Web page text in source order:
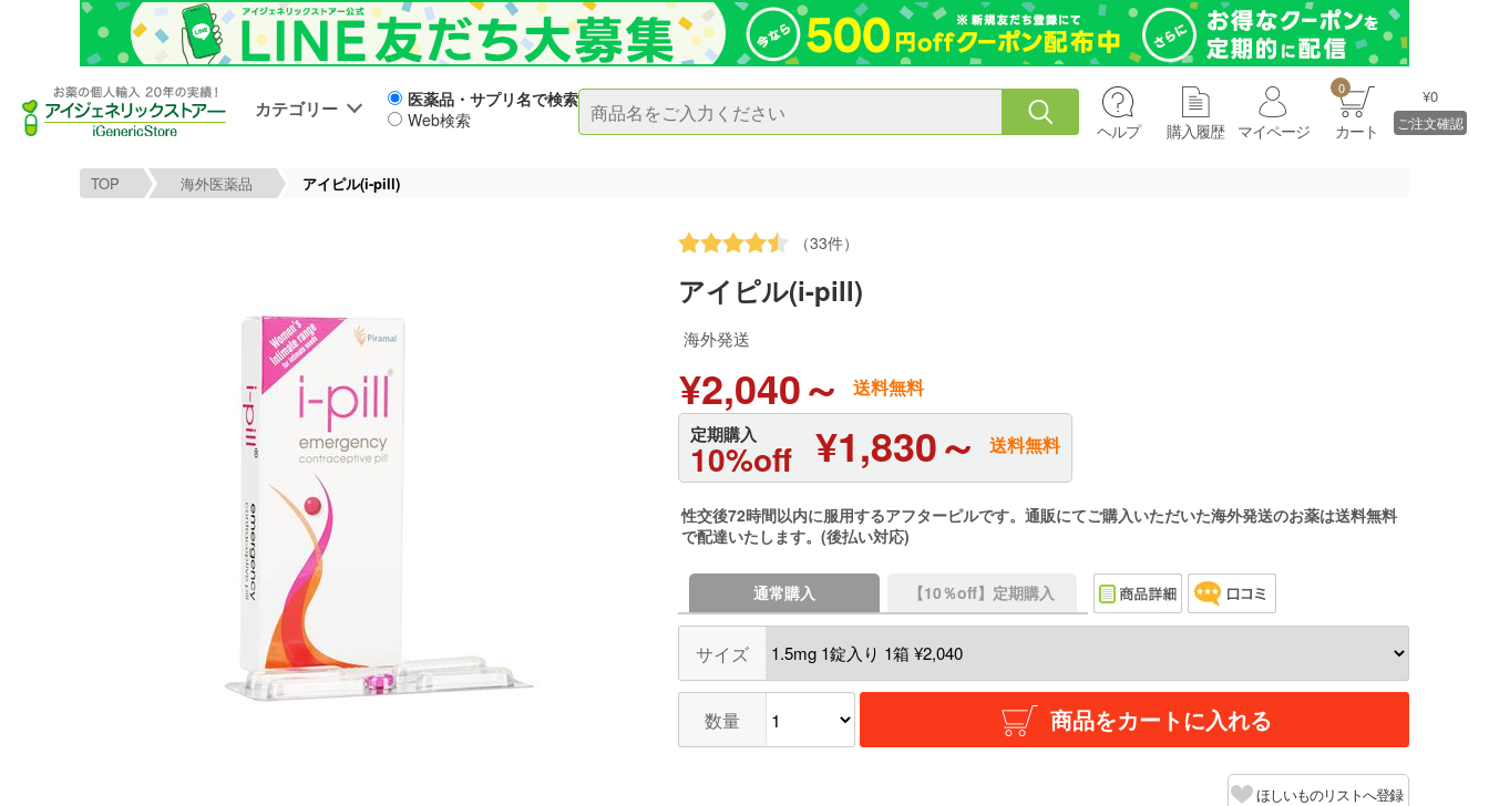
カテゴリー
医薬品・サプリ名で検索
Web検索
ヘルプ 購入履歴 マイページ
0
カート
¥0
ご注文確認
TOP 海外医薬品 アイピル(i-pill)
（33件）
アイピル(i-pill)
海外発送
¥2,040～ 送料無料
定期購入
10%off ¥1,830～ 送料無料
性交後72時間以内に服用するアフターピルです。通販にてご購入いただいた海外発送のお薬は送料無料
で配達いたします。(後払い対応)
通常購入 【10％off】定期購入
サイズ
数量 商品をカートに入れる
ほしいものリストへ登録